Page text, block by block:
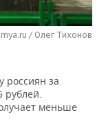
/ Олег Тихонов
россиян за
рублей.
меньше